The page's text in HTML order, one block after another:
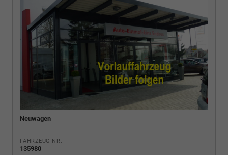
Neuwagen
FAHRZEUG-NR.
135980